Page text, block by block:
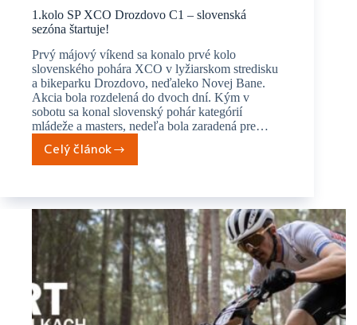
1.kolo SP XCO Drozdovo C1 – slovenská
sezóna štartuje!
Prvý májový víkend sa konalo prvé kolo
slovenského pohára XCO v lyžiarskom stredisku
a bikeparku Drozdovo, neďaleko Novej Bane.
Akcia bola rozdelená do dvoch dní. Kým v
sobotu sa konal slovenský pohár kategórií
mládeže a masters, nedeľa bola zaradená pre…
Celý článok
1.kolo
Drozdovo
C1
–
slovenská
sezóna
štartuje!